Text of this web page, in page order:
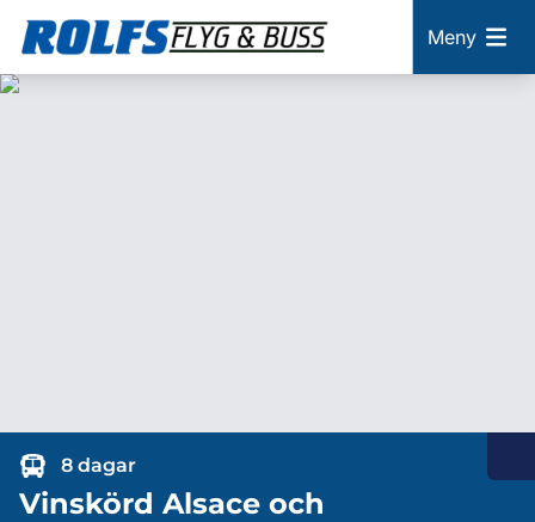
Meny
8 dagar
Vinskörd Alsace och